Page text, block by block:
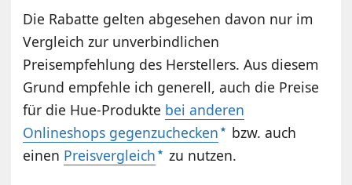
Die Rabatte gelten abgesehen davon nur im
Vergleich zur unverbindlichen
Preisempfehlung des Herstellers. Aus diesem
Grund empfehle ich generell, auch die Preise
für die Hue-Produkte bei anderen
Onlineshops gegenzuchecken
bzw. auch
einen Preisvergleich zu nutzen.